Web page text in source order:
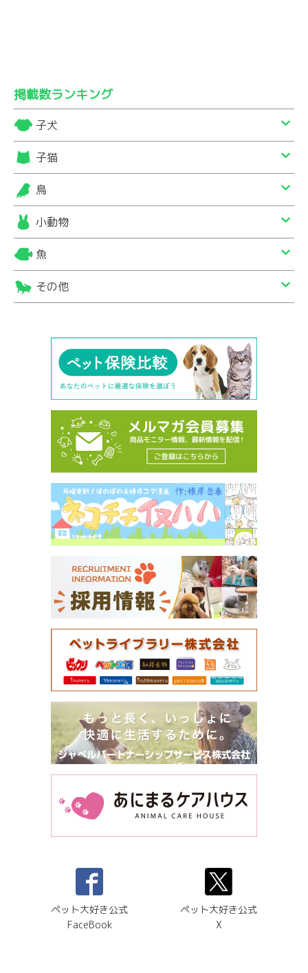
掲載数ランキング
子犬
子猫
鳥
小動物
魚
その他
ペット大好き公式
FaceBook
ペット大好き公式
X